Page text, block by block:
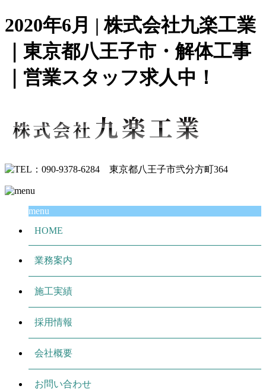
2020年6月 | 株式会社九楽工業
｜東京都八王子市・解体工事
｜営業スタッフ求人中！
menu
HOME
業務案内
施工実績
採用情報
会社概要
お問い合わせ